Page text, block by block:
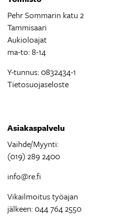
Pehr Sommarin katu 2
Tammisaari
Aukioloajat
ma-to: 8-14
Y-tunnus: 0832434-1
Tietosuojaseloste
Asiakaspalvelu
Vaihde/Myynti:
(019) 289 2400
info@re.fi
Vikailmoitus työajan
jälkeen: 044 764 2550